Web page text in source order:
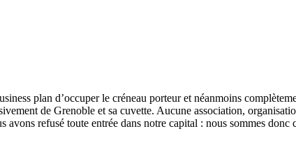
plan d’occuper le créneau porteur et néanmoins
de Grenoble et sa cuvette. Aucune association,
refusé toute entrée dans notre capital : nous sommes donc